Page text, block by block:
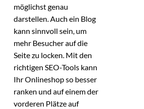
möglichst genau
darstellen. Auch ein Blog
kann sinnvoll sein, um
mehr Besucher auf die
Seite zu locken. Mit den
richtigen SEO-Tools kann
Ihr Onlineshop so besser
ranken und auf einem der
vorderen Plätze auf